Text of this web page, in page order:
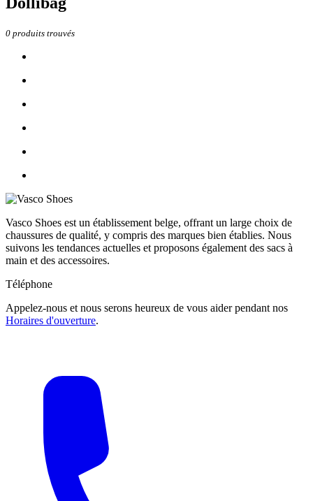
0 produits trouvés
Vasco Shoes est un établissement belge, offrant un large choix de
chaussures de qualité, y compris des marques bien établies. Nous
suivons les tendances actuelles et proposons également des sacs à
main et des accessoires.
Téléphone
Appelez-nous et nous serons heureux de vous aider pendant nos
Horaires d'ouverture.